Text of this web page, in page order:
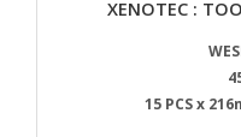
XENOTEC :
15 PCS x